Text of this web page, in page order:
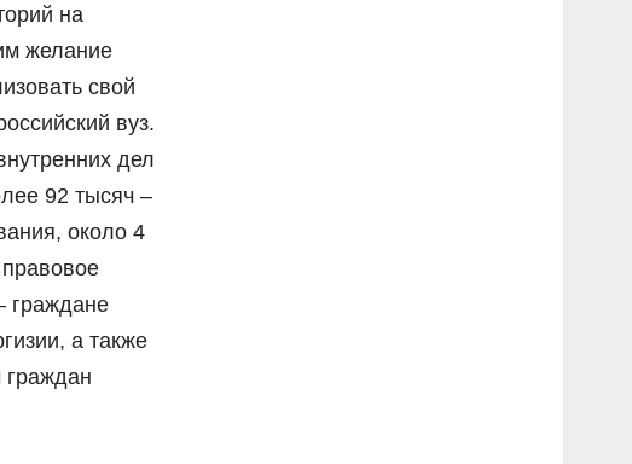
на
желание
свой
вуз.
дел
92 тысяч –
около 4
граждане
а также